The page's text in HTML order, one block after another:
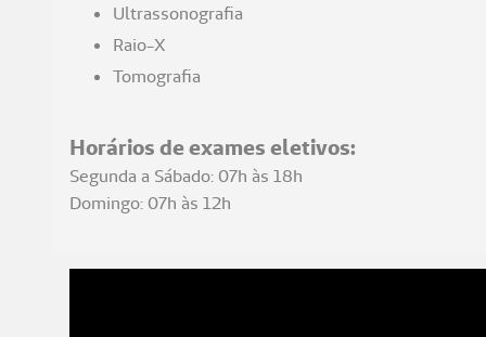
Ultrassonografia
Raio-X
Tomografia
Horários de exames eletivos:
Segunda a Sábado: 07h às 18h
Domingo: 07h às 12h